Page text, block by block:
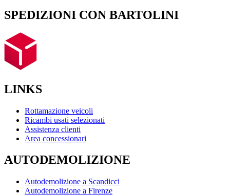
SPEDIZIONI CON BARTOLINI
LINKS
Rottamazione veicoli
Ricambi usati selezionati
Assistenza clienti
Area concessionari
AUTODEMOLIZIONE
Autodemolizione a Scandicci
Autodemolizione a Firenze